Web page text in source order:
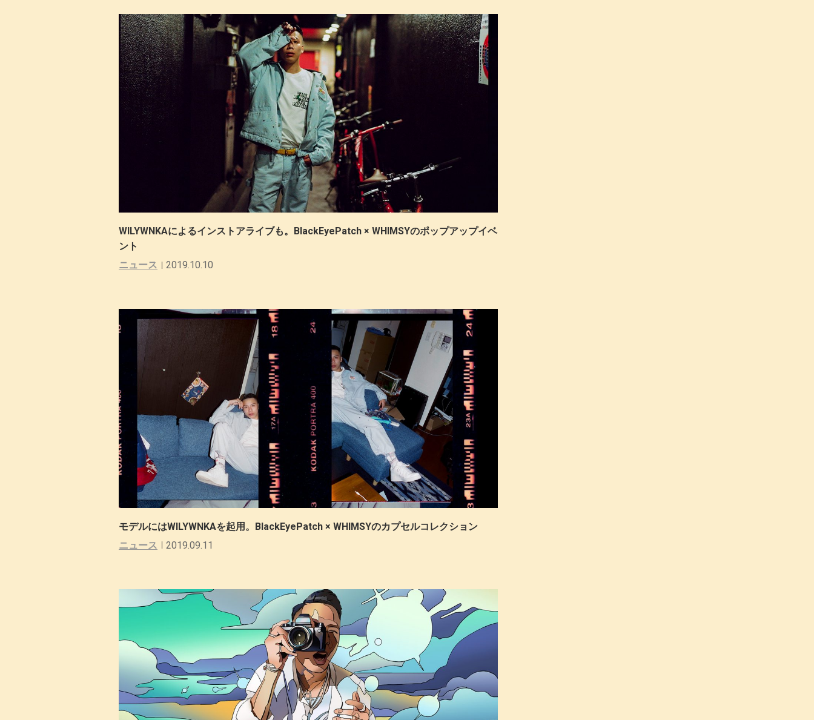
WILYWNKAによるインストアライブも。BlackEyePatch × WHIMSYのポップアップイベ
ント
ニュース
2019.10.10
モデルにはWILYWNKAを起用。BlackEyePatch × WHIMSYのカプセルコレクション
ニュース
2019.09.11